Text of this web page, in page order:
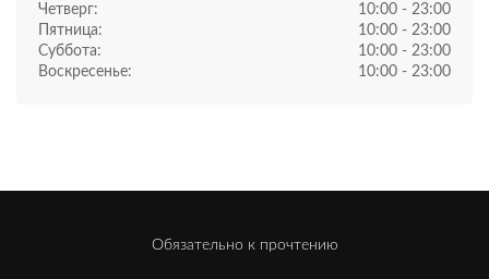
Четверг:
10:00 - 23:00
Пятница:
10:00 - 23:00
Суббота:
10:00 - 23:00
Воскресенье:
10:00 - 23:00
Обязательно к прочтению